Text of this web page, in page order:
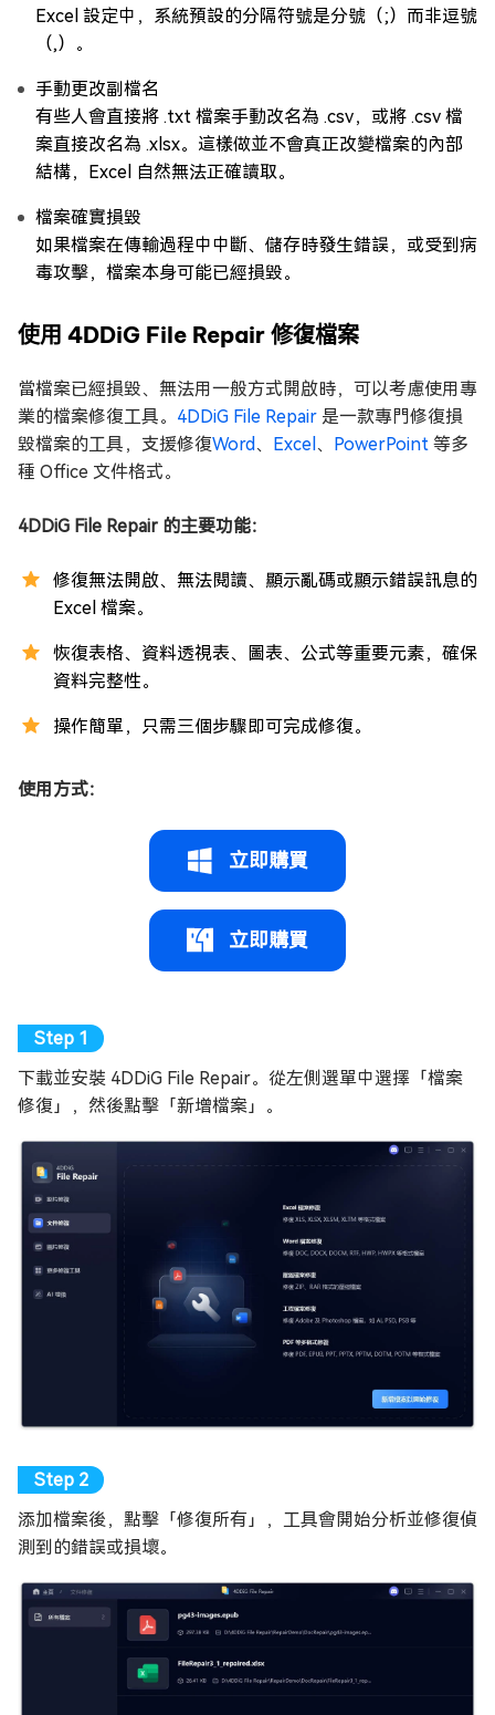
Excel 設定中，系統預設的分隔符號是分號（;）而非逗號
（,）。
手動更改副檔名
有些人會直接將 .txt 檔案手動改名為 .csv，或將 .csv 檔
案直接改名為 .xlsx。這樣做並不會真正改變檔案的內部
結構，Excel 自然無法正確讀取。
檔案確實損毀
如果檔案在傳輸過程中中斷、儲存時發生錯誤，或受到病
毒攻擊，檔案本身可能已經損毀。
使用 4DDiG File Repair 修復檔案
當檔案已經損毀、無法用一般方式開啟時，可以考慮使用專
業的檔案修復工具。 4DDiG File Repair 是一款專門修復損
毀檔案的工具，支援修復Word、 Excel 、 PowerPoint 等多
種 Office 文件格式。
4DDiG File Repair 的主要功能：
修復無法開啟、無法閱讀、顯示亂碼或顯示錯誤訊息的
Excel 檔案。
恢復表格、資料透視表、圖表、公式等重要元素，確保
資料完整性。
操作簡單，只需三個步驟即可完成修復。
使用方式：
立即購買
立即購買
下載並安裝 4DDiG File Repair。從左側選單中選擇「檔案
修復」，然後點擊「新增檔案」。
添加檔案後，點擊「修復所有」，工具會開始分析並修復偵
測到的錯誤或損壞。